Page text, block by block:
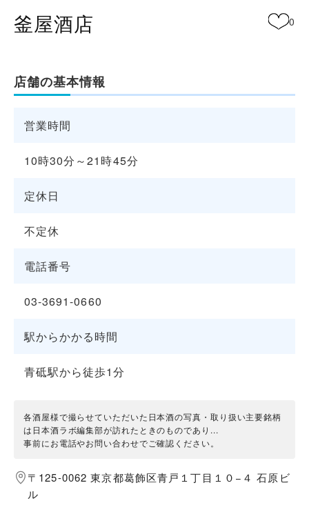
釜屋酒店 0
店舗の基本情報
営業時間
10時30分～21時45分
定休日
不定休
電話番号
03-3691-0660
駅からかかる時間
青砥駅から徒歩1分
各酒屋様で撮らせていただいた日本酒の写真・取り扱い主要銘柄
は日本酒ラボ編集部が訪れたときのものであり...
事前にお電話やお問い合わせでご確認ください。
〒125-0062 東京都葛飾区青戸１丁目１０−４ 石原ビ
ル